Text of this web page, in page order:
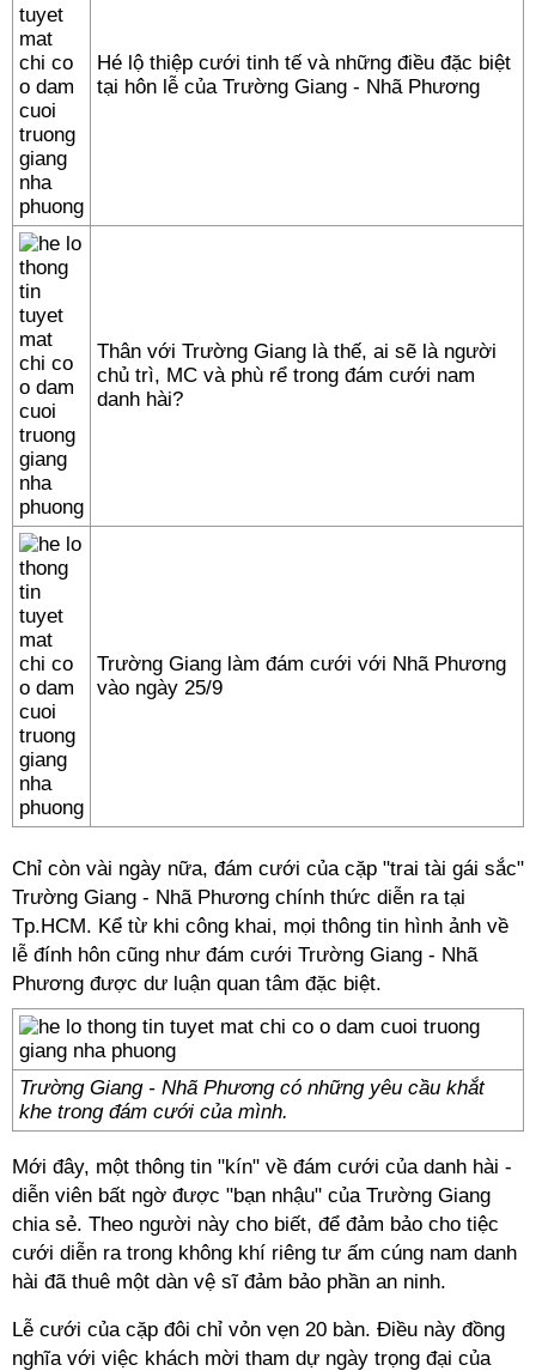
Hé lộ thiệp cưới tinh tế và những điều đặc biệt
tại hôn lễ của Trường Giang - Nhã Phương
Thân với Trường Giang là thế, ai sẽ là người
chủ trì, MC và phù rể trong đám cưới nam
danh hài?
Trường Giang làm đám cưới với Nhã Phương
vào ngày 25/9
Chỉ còn vài ngày nữa, đám cưới của cặp "trai tài gái sắc"
Trường Giang - Nhã Phương chính thức diễn ra tại
Tp.HCM. Kể từ khi công khai, mọi thông tin hình ảnh về
lễ đính hôn cũng như đám cưới Trường Giang - Nhã
Phương được dư luận quan tâm đặc biệt.
Trường Giang - Nhã Phương có những yêu cầu khắt
khe trong đám cưới của mình.
Mới đây, một thông tin "kín" về đám cưới của danh hài -
diễn viên bất ngờ được "bạn nhậu" của Trường Giang
chia sẻ. Theo người này cho biết, để đảm bảo cho tiệc
cưới diễn ra trong không khí riêng tư ấm cúng nam danh
hài đã thuê một dàn vệ sĩ đảm bảo phần an ninh.
Lễ cưới của cặp đôi chỉ vỏn vẹn 20 bàn. Điều này đồng
nghĩa với việc khách mời tham dự ngày trọng đại của